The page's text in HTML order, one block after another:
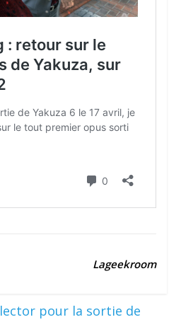
Lageekroom
pour la sortie de